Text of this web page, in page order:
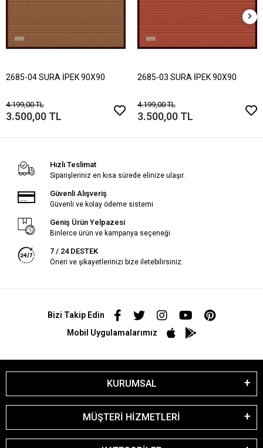
2685-04 SURA İPEK 90X90
4.199,00 TL
3.500,00 TL
2685-03 SURA İPEK 90X90
4.199,00 TL
3.500,00 TL
Hızlı Teslimat
Siparişleriniz en kısa sürede elinize ulaşır.
Güvenli Alışveriş
Güvenli ve kolay ödeme sistemi
Geniş Ürün Yelpazesi
Binlerce ürün ve kampanya seçeneği
7 / 24 DESTEK
Öneri ve şikayetlerinizi bize iletebilirsiniz.
Bizi Takip Edin
Mobil Uygulamalarımız
KURUMSAL
MÜŞTERİ HİZMETLERİ